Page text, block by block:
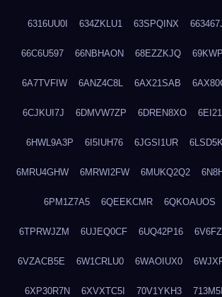
6316UU0I 634ZKLU1 63SPQINX
66C6U597 66NBHAON 68EZZKJQ
6A7TVFIW 6ANZ4C8L 6AX21SAB
6CJKUI7J 6DMVW7ZP 6DREN8XO
6HWL9A3P 6I5IUH76 6JGSI1UR
6MRU4GHW 6MRWI2FW 6MUKQ2Q2
6PM1Z7A5 6QEEKCMR 6QKOAUOS
6TPRWJZM 6UJEQ0CF 6UQ42P16
6VZACB5E 6W1CRLU0 6WAOIUX0
6XP30R7N 6XVXTC5I 70V1YKH3